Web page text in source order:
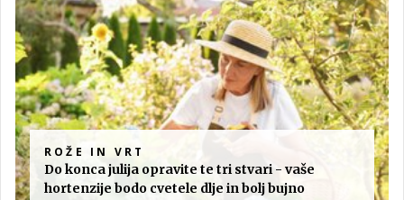
ROŽE IN VRT
Do konca julija opravite te tri stvari - vaše
hortenzije bodo cvetele dlje in bolj bujno